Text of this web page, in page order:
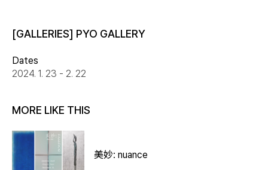
[GALLERIES] PYO GALLERY
Dates
2024. 1. 23 - 2. 22
MORE LIKE THIS
美妙: nuance